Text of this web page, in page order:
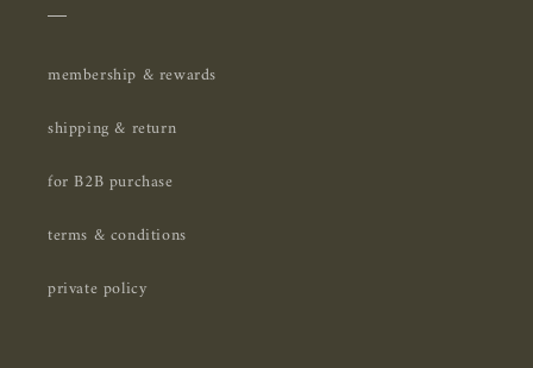
＿
membership & rewards
shipping & return
for B2B purchase
terms & conditions
private policy